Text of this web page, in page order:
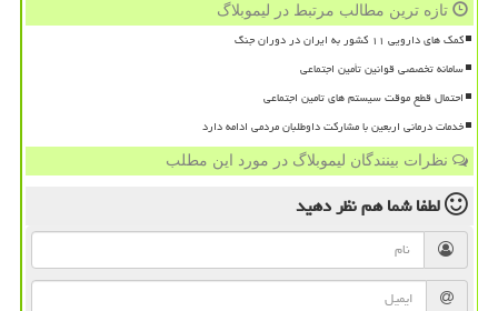
تازه ترین مطالب مرتبط در لیموبلاگ
کمک های دارویی ۱۱ کشور به ایران در دوران جنگ
سامانه تخصصی قوانین تأمین اجتماعی
احتمال قطع موقت سیستم های تامین اجتماعی
خدمات درمانی اربعین با مشارکت داوطلبان مردمی ادامه دارد
نظرات بینندگان لیموبلاگ در مورد این مطلب
لطفا شما همنظر دهید